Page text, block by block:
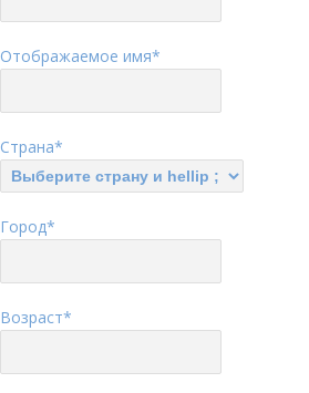
Отображаемое имя*
Страна*
Город*
Возраст*